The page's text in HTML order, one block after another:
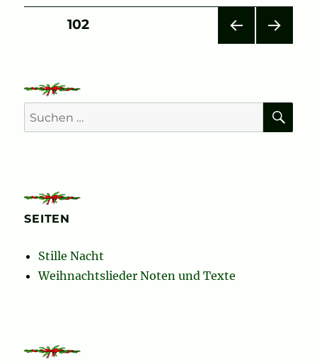
Seitennummerierung
Beiträge
E
SEITE102
Suchen
nach:
SEITEN
Stille Nacht
Weihnachtslieder Noten und Texte